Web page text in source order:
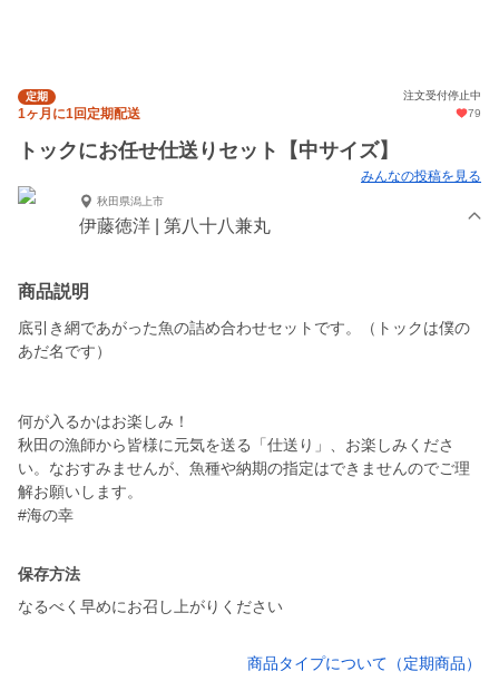
定期 注文受付停止中
1ヶ月に1回定期配送 79
トックにお任せ仕送りセット【中サイズ】
みんなの投稿を見る
秋田県潟上市
伊藤徳洋 | 第八十八兼丸
商品説明
底引き網であがった魚の詰め合わせセットです。（トックは僕の
あだ名です）
何が入るかはお楽しみ！
秋田の漁師から皆様に元気を送る「仕送り」、お楽しみくださ
い。なおすみませんが、魚種や納期の指定はできませんのでご理
解お願いします。
#海の幸
保存方法
なるべく早めにお召し上がりください
商品タイプについて（定期商品）